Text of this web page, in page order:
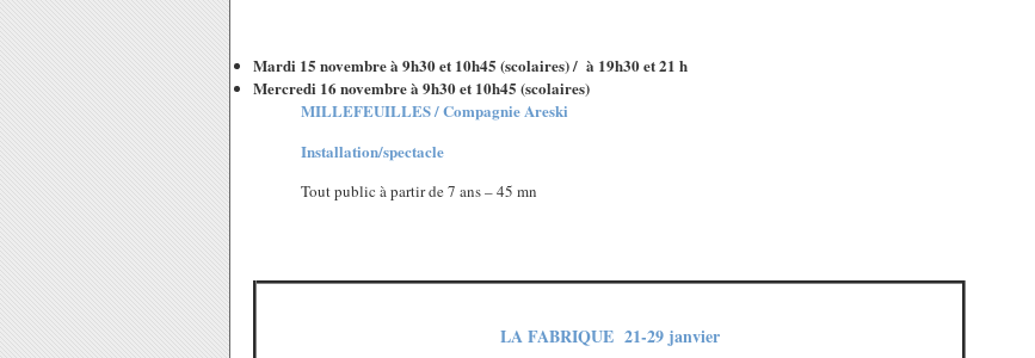
Mardi 15 novembre à 9h30 et 10h45 (scolaires) / à 19h30 et 21 h
Mercredi 16 novembre à 9h30 et 10h45 (scolaires)
MILLEFEUILLES / Compagnie Areski
Installation/spectacle
Tout public à partir de 7 ans – 45 mn
LA FABRIQUE 21-29 janvier